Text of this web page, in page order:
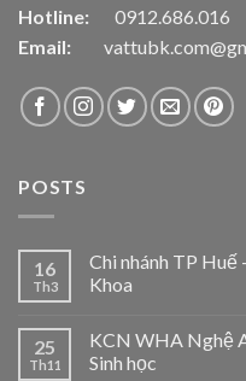
Hotline: 0912.686.016
Email:
POSTS
16
Th3
Chi nhánh TP
Khoa
25
Th11
KCN WHA Nghệ
Sinh học